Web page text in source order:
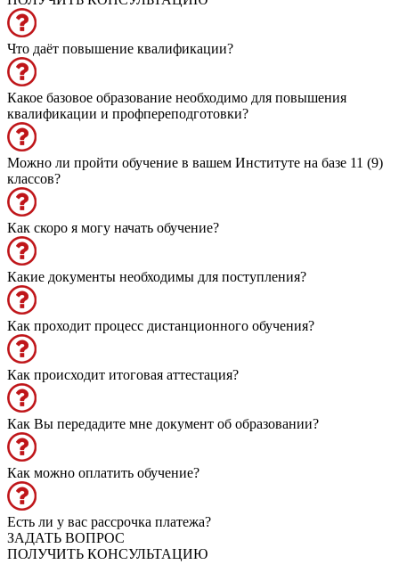
Что даёт повышение квалификации?
Какое базовое образование необходимо для повышения
квалификации и профпереподготовки?
Можно ли пройти обучение в вашем Институте на базе 11 (9)
классов?
Как скоро я могу начать обучение?
Какие документы необходимы для поступления?
Как проходит процесс дистанционного обучения?
Как происходит итоговая аттестация?
Как Вы передадите мне документ об образовании?
Как можно оплатить обучение?
Есть ли у вас рассрочка платежа?
ЗАДАТЬ ВОПРОС
ПОЛУЧИТЬ КОНСУЛЬТАЦИЮ